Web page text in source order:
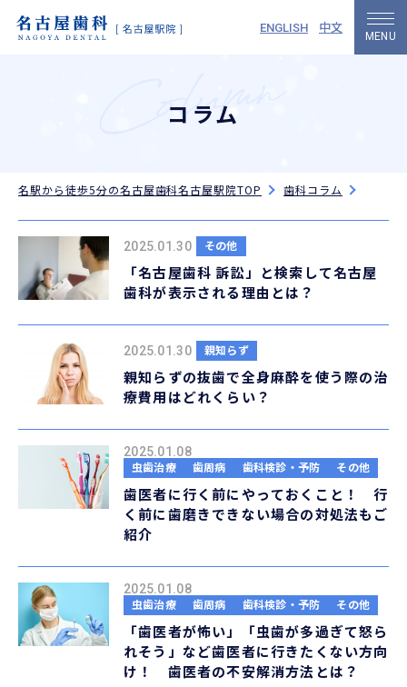
ENGLISH 中文
コラム
名駅から徒歩5分の名古屋歯科名古屋駅院TOP 歯科コラム
2025.01.30 その他
「名古屋歯科 訴訟」と検索して名古屋
歯科が表示される理由とは？
2025.01.30 親知らず
親知らずの抜歯で全身麻酔を使う際の治
療費用はどれくらい？
2025.01.08
虫歯治療 歯周病 歯科検診・予防 その他
歯医者に行く前にやっておくこと！ 行
く前に歯磨きできない場合の対処法もご
紹介
2025.01.08
虫歯治療 歯周病 歯科検診・予防 その他
「歯医者が怖い」「虫歯が多過ぎて怒ら
れそう」など歯医者に行きたくない方向
け！ 歯医者の不安解消方法とは？